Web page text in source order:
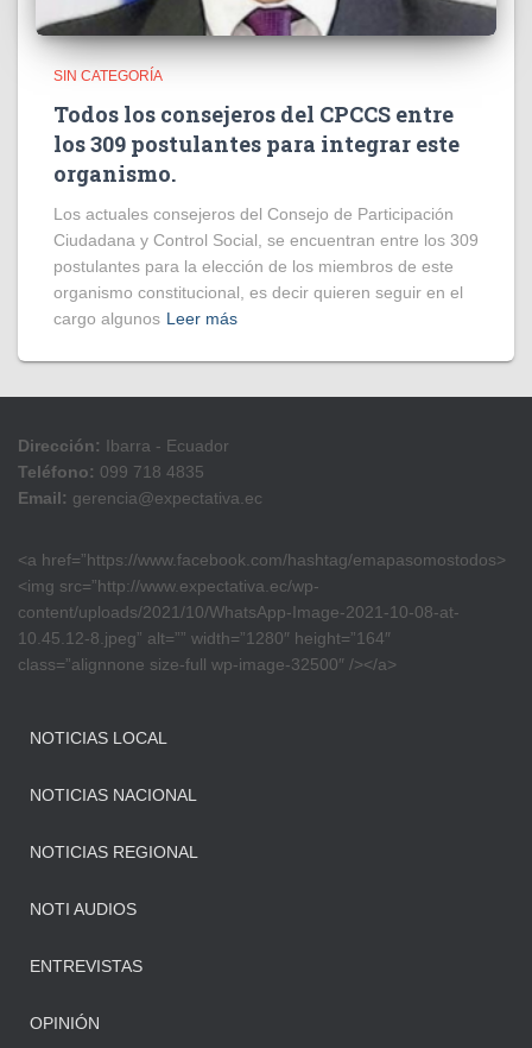
SIN CATEGORÍA
Todos los consejeros del CPCCS entre
los 309 postulantes para integrar este
organismo.
Los actuales consejeros del Consejo de Participación
Ciudadana y Control Social, se encuentran entre los 309
postulantes para la elección de los miembros de este
organismo constitucional, es decir quieren seguir en el
cargo algunos Leer más
Dirección: Ibarra - Ecuador
Teléfono: 099 718 4835
Email: gerencia@expectativa.ec
<a href=”https://www.facebook.com/hashtag/emapasomostodos>
<img src=”http://www.expectativa.ec/wp-
content/uploads/2021/10/WhatsApp-Image-2021-10-08-at-
10.45.12-8.jpeg” alt=”” width=”1280″ height=”164″
class=”alignnone size-full wp-image-32500″ /></a>
NOTICIAS LOCAL
NOTICIAS NACIONAL
NOTICIAS REGIONAL
NOTI AUDIOS
ENTREVISTAS
OPINIÓN